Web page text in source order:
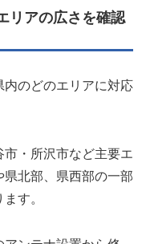
リアの広さを確認
内のどのエリアに対応
・所沢市など主要エ
県北部、県西部の一部
す。